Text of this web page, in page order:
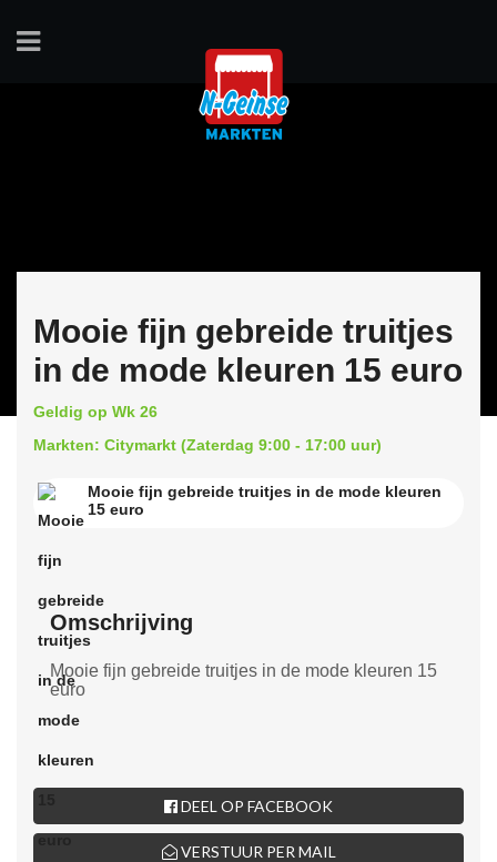
Mooie fijn gebreide truitjes
in de mode kleuren 15 euro
Geldig op Wk 26
Markten: Citymarkt (Zaterdag 9:00 - 17:00 uur)
Mooie fijn gebreide truitjes in de mode kleuren
15 euro
Omschrijving
Mooie fijn gebreide truitjes in de mode kleuren 15
euro
DEEL OP FACEBOOK
VERSTUUR PER MAIL